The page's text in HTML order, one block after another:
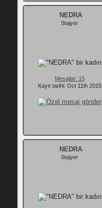
NEDRA
Stajyer
Mesajlar: 15
Kayıt tarihi: Oct 11th 2015
NEDRA
Stajyer